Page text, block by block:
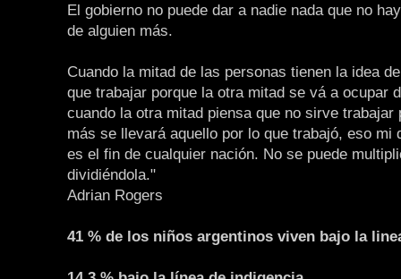
El gobierno no puede dar a nadie nada que no
de alguien más.
Cuando la mitad de las personas tienen la idea
que trabajar porque la otra mitad se vá a ocupar
cuando la otra mitad piensa que no sirve trabajar
más se llevará aquello por lo que trabajó, eso mi
es el fin de cualquier nación. No se puede
dividiéndola."
Adrian Rogers
41 % de los niños argentinos viven bajo la